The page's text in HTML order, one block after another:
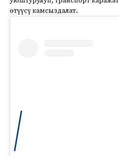
өтүүсү камсыздалат.